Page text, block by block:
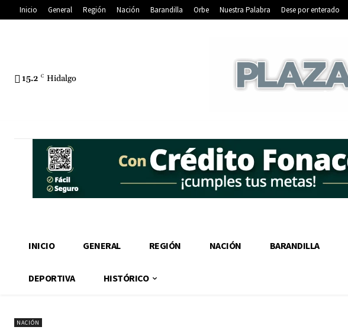
Inicio General Región Nación Barandilla Orbe Nuestra Palabra Dese por enterado
15.2 C Hidalgo
INICIO GENERAL REGIÓN NACIÓN BARANDILLA
DEPORTIVA HISTÓRICO
NACIÓN